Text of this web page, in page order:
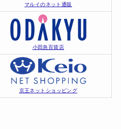
マルイのネット通販
小田急百貨店
京王ネットショッピング